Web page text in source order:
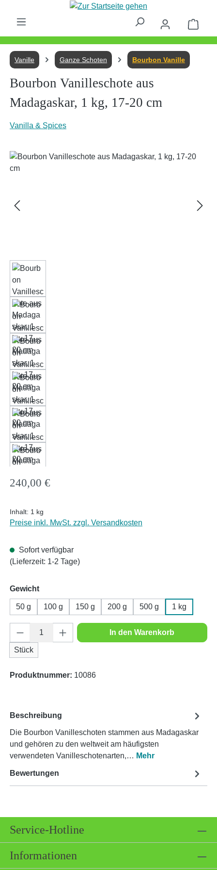
Zum Hauptinhalt springen
Vanille Ganze Schoten Bourbon Vanille
Bourbon Vanilleschote aus
Madagaskar, 1 kg, 17-20 cm
Vanilla & Spices
Bildergalerie überspringen
Regulärer Preis:
240,00 €
Inhalt: 1 kg
Preise inkl. MwSt. zzgl. Versandkosten
Sofort verfügbar
(Lieferzeit: 1-2 Tage)
Gewichtauswählen
50 g 100 g 150 g 200 g 500 g 1 kg
Produkt Anzahl: Gib den gewünschten
Stück
In den Warenkorb
Produktnummer: 10086
Beschreibung
Die Bourbon Vanilleschoten stammen aus Madagaskar
und gehören zu den weltweit am häufigsten
verwendeten Vanilleschotenarten,… Mehr
Bewertungen
Service-Hotline
Informationen